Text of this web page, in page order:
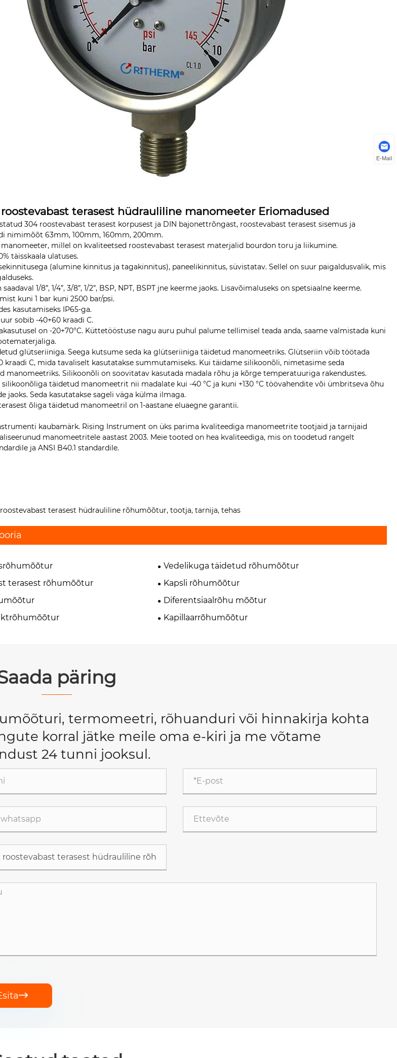
terasest hüdrauliline manomeeter Eriomadused
304 roostevabast terasest korpusest ja DIN bajonettrõngast, roostevabast terasest sisemus ja
nimimõõt 63mm, 100mm, 160mm, 200mm.
millel on kvaliteetsed roostevabast terasest materjalid bourdon toru ja liikumine.
täisskaala ulatuses.
(alumine kinnitus ja tagakinnitus), paneelikinnitus, süvistatav. Sellel on suur paigaldusvalik, mis
1/8”, 1/4”, 3/8”, 1/2”, BSP, NPT, BSPT jne keerme jaoks. Lisavõimaluseks on spetsiaalne keerme.
kuni 1 bar kuni 2500 bar/psi.
kasutamiseks IP65-ga.
sobib -40+60 kraadi C.
on -20+70°C. Küttetööstuse nagu auru puhul palume tellimisel teada anda, saame valmistada kuni
glütseriiniga. Seega kutsume seda ka glütseriiniga täidetud manomeetriks. Glütseriin võib töötada
kraadi C, mida tavaliselt kasutatakse summutamiseks. Kui täidame silikoonõli, nimetasime seda
manomeetriks. Silikoonõli on soovitatav kasutada madala rõhu ja kõrge temperatuuriga rakendustes.
täidetud manomeetrit nii madalate kui -40 °C ja kuni +130 °C töövahendite või ümbritseva õhu
jaoks. Seda kasutatakse sageli väga külma ilmaga.
õliga täidetud manomeetril on 1-aastane eluaegne garantii.
kaubamärk. Rising Instrument on üks parima kvaliteediga manomeetrite tootjaid ja tarnijaid
manomeetritele aastast 2003. Meie tooted on hea kvaliteediga, mis on toodetud rangelt
ja ANSI B40.1 standardile.
terasest hüdrauliline rõhumõõtur, tootja, tarnija, tehas
Vedelikuga täidetud rõhumõõtur
terasest rõhumõõtur
Kapsli rõhumõõtur
Diferentsiaalrõhu mõõtur
Kapillaarrõhumõõtur
päring
termomeetri, rõhuanduri või hinnakirja kohta
korral jätke meile oma e-kiri ja me võtame
24 tunni jooksul.

E-Mail